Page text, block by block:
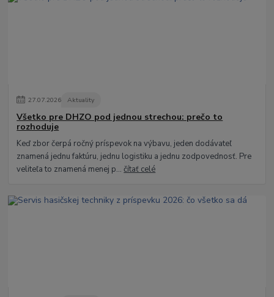
27.07.2026 Aktuality
Všetko pre DHZO pod jednou strechou: prečo to
rozhoduje
Keď zbor čerpá ročný príspevok na výbavu, jeden dodávateľ
znamená jednu faktúru, jednu logistiku a jednu zodpovednosť. Pre
veliteľa to znamená menej p...čítať celé